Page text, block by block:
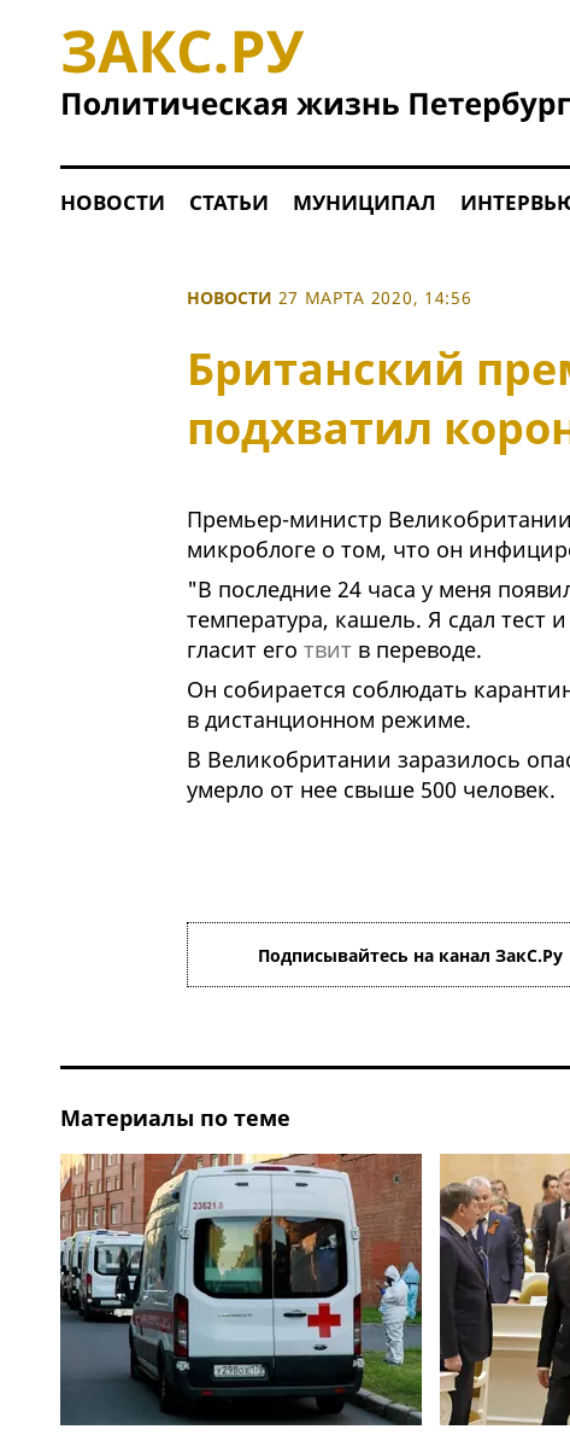
НОВОСТИ СТАТЬИ МУНИЦИПАЛ
НОВОСТИ 27 МАРТА 2020, 14:56
Британский
подхватил
Премьер-министр
микроблоге о том, что он
"В последние 24 часа у меня
температура, кашель. Я сдал тест
гласит его твитв переводе.
Он собирается соблюдать
в дистанционном режиме.
В Великобритании заразилось
умерло от нее свыше 500 человек.
Подписывайтесь на канал ЗакС.Ру
Материалы по теме